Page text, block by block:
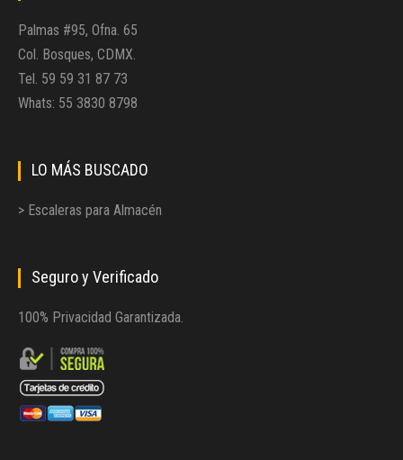
Palmas #95, Ofna. 65
Col. Bosques, CDMX.
Tel. 59 59 31 87 73
Whats: 55 3830 8798
LO MÁS BUSCADO
> Escaleras para Almacén
Seguro y Verificado
100% Privacidad Garantizada.